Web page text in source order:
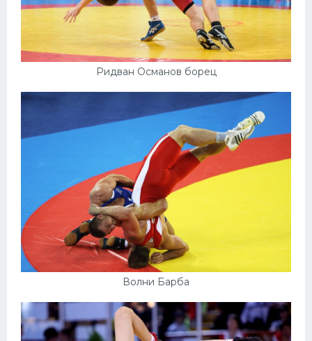
Ридван Османов борец
Волни Барба